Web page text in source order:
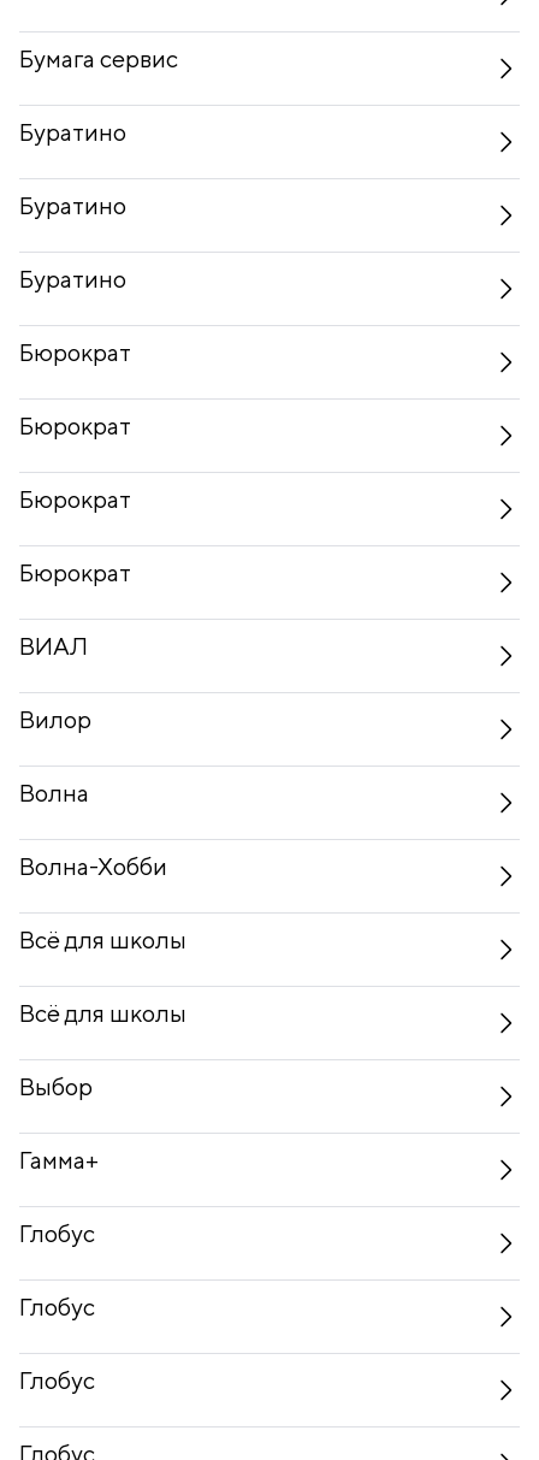
Бумага сервис
Буратино
Буратино
Буратино
Бюрократ
Бюрократ
Бюрократ
Бюрократ
ВИАЛ
Вилор
Волна
Волна-Хобби
Всё для школы
Всё для школы
Выбор
Гамма+
Глобус
Глобус
Глобус
Глобус